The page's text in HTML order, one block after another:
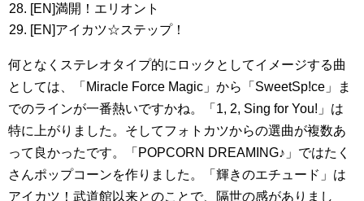
[EN]満開！エリオント
[EN]アイカツ☆ステップ！
何となくステレオタイプ的にロックとしてイメージする曲
としては、「Miracle Force Magic」から「SweetSp!ce」ま
でのラインが一番熱いですかね。「1, 2, Sing for You!」は
特に上がりました。そしてフォトカツからの選曲が複数あ
って良かったです。「POPCORN DREAMING♪」ではたく
さんポップコーンを作りました。「輝きのエチュード」は
アイカツ！武道館以来とのことで、隔世の感がありまし